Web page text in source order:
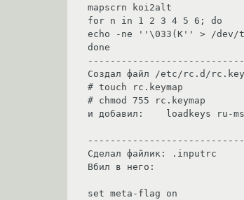
mapscrn koi2alt
for n in 1 2 3 4 5 6; do
echo -ne ''\033(K'' > /
done
Создал файл /etc/rc.d/
# touch rc.keymap
# chmod 755 rc.keymap
и добавил:    loadkeys ru-
Сделал файлик: .inputrc
Вбил в него:
set meta-flag on